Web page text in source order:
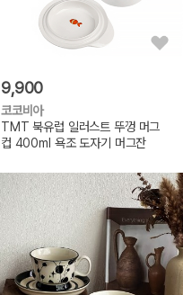
9,900
코코비아
TMT 북유럽 일러스트 뚜껑 머그
컵 400ml 욕조 도자기 머그잔